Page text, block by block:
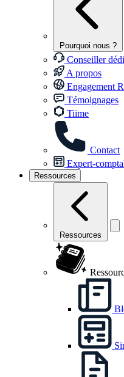
Pourquoi nous ?
Conseiller
A propos
Engagement
Témoignages
Tiime
Contact
Expert-
Ressources
Ressources